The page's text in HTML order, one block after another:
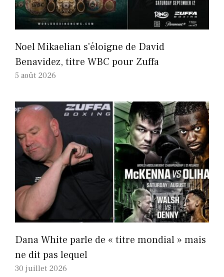
Noel Mikaelian s'éloigne de David
Benavidez, titre WBC pour Zuffa
5 août 2026
Dana White parle de « titre mondial » mais
ne dit pas lequel
30 juillet 2026